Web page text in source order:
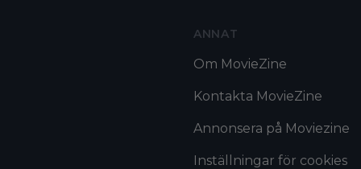
ANNAT
Om MovieZine
Kontakta MovieZine
Annonsera på Moviezine
Inställningar för cookies